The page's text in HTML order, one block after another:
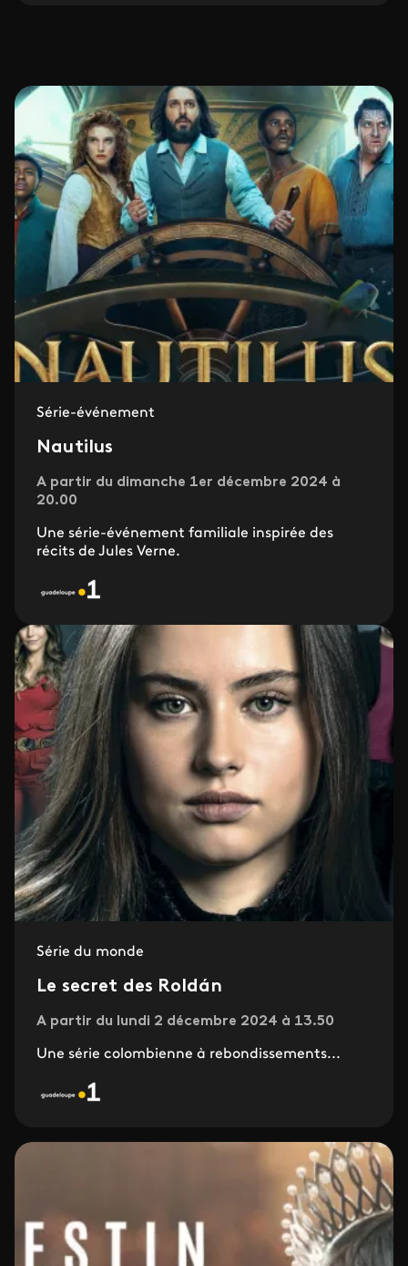
Série-événement
Nautilus
A partir du dimanche 1er décembre 2024 à
20.00
Une série-événement familiale inspirée des
récits de Jules Verne.
Série du monde
Le secret des Roldán
A partir du lundi 2 décembre 2024 à 13.50
Une série colombienne à rebondissements...